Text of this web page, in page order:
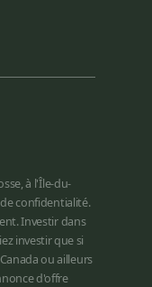
à l'Île-du-
confidentialité.
Investir dans
investir que si
ou ailleurs
d'offre